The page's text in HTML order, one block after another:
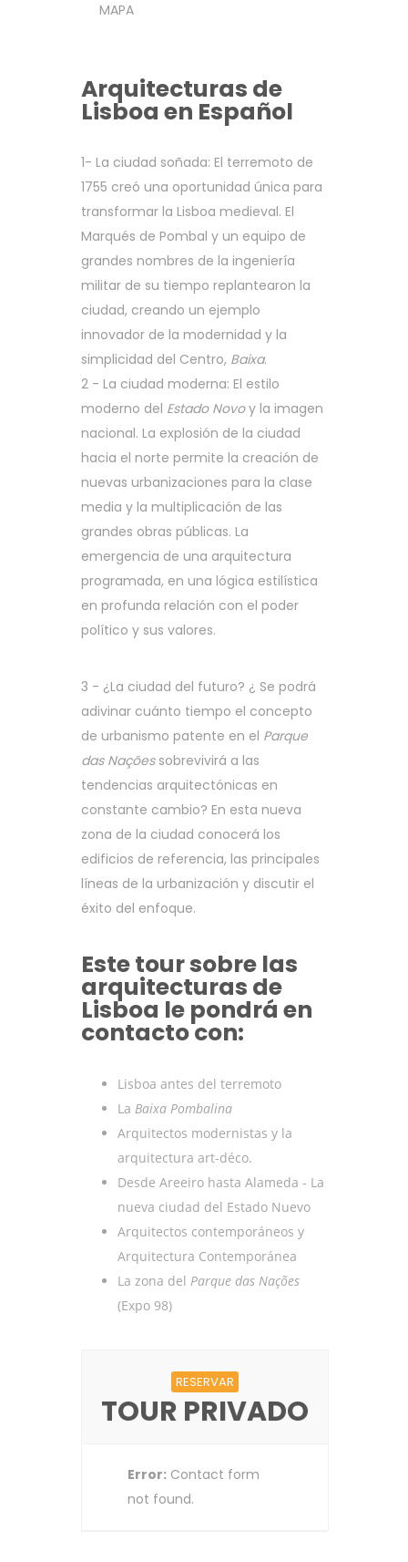
MAPA
Arquitecturas de
Lisboa en Español
1- La ciudad soñada: El terremoto de
1755 creó una oportunidad única para
transformar la Lisboa medieval. El
Marqués de Pombal y un equipo de
grandes nombres de la ingeniería
militar de su tiempo replantearon la
ciudad, creando un ejemplo
innovador de la modernidad y la
simplicidad del Centro, Baixa.
2 - La ciudad moderna: El estilo
moderno del Estado Novoy la imagen
nacional. La explosión de la ciudad
hacia el norte permite la creación de
nuevas urbanizaciones para la clase
media y la multiplicación de las
grandes obras públicas. La
emergencia de una arquitectura
programada, en una lógica estilística
en profunda relación con el poder
político y sus valores.
3 - ¿La ciudad del futuro? ¿ Se podrá
adivinar cuánto tiempo el concepto
de urbanismo patente en el Parque
das Naçõessobrevivirá a las
tendencias arquitectónicas en
constante cambio? En esta nueva
zona de la ciudad conocerá los
edificios de referencia, las principales
líneas de la urbanización y discutir el
éxito del enfoque.
Este tour sobre las
arquitecturas de
Lisboa le pondrá en
contacto con:
Lisboa antes del terremoto
La Baixa Pombalina
Arquitectos modernistas y la
arquitectura art-déco.
Desde Areeiro hasta Alameda - La
nueva ciudad del Estado Nuevo
Arquitectos contemporáneos y
Arquitectura Contemporánea
La zona del Parque das Nações
(Expo 98)
RESERVAR
TOUR PRIVADO
Error: Contact form
not found.